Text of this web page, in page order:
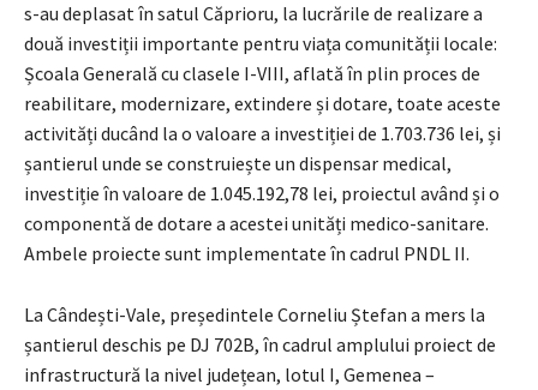
s-au deplasat în satul Căprioru, la lucrările de realizare a
două investiții importante pentru viața comunității locale:
Școala Generală cu clasele I-VIII, aflată în plin proces de
reabilitare, modernizare, extindere și dotare, toate aceste
activități ducând la o valoare a investiției de 1.703.736 lei, și
șantierul unde se construiește un dispensar medical,
investiție în valoare de 1.045.192,78 lei, proiectul având și o
componentă de dotare a acestei unități medico-sanitare.
Ambele proiecte sunt implementate în cadrul PNDL II.
La Cândești-Vale, președintele Corneliu Ștefan a mers la
șantierul deschis pe DJ 702B, în cadrul amplului proiect de
infrastructură la nivel județean, lotul I, Gemenea –